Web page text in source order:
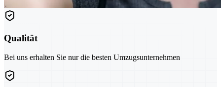
Qualität
Bei uns erhalten Sie nur die besten Umzugsunternehmen